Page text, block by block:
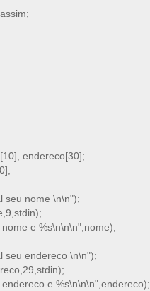
endereco[30];
seu nome \n\n");
e %s\n\n\n",nome);
seu endereco \n\n");
e %s\n\n\n",endereco);